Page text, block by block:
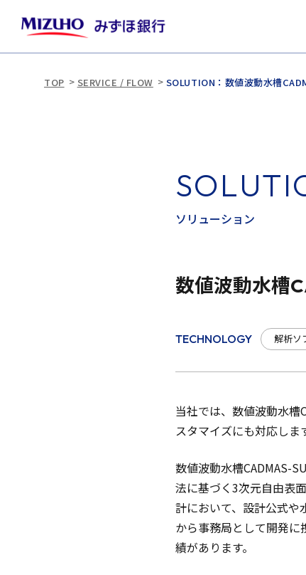
TOP SERVICE / FLOW SOLUTION：数値波動水槽
SOLUTI
ソ リ ューショ ン
数値波動水槽
TECHNOLOGY 解析ソ
当社では、数値波動水槽
スタマイズにも対応しま
数値波動水槽CADMAS-
法に基づく3次元自由表
計において、設計公式や
から事務局として開発に
績があります。